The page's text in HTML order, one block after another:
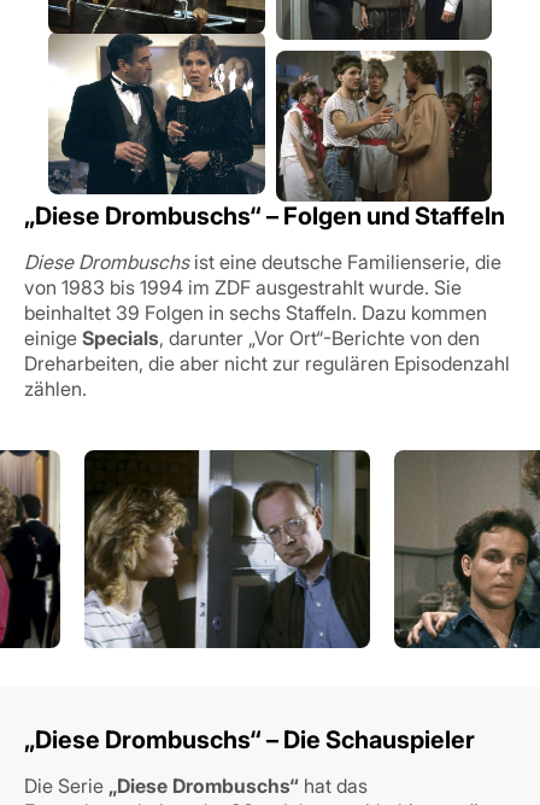
„Diese Drombuschs“ – Folgen und Staffeln
Diese Drombuschsist eine deutsche Familienserie, die
von 1983 bis 1994 im ZDF ausgestrahlt wurde. Sie
beinhaltet 39 Folgen in sechs Staffeln. Dazu kommen
einige Specials, darunter „Vor Ort“-Berichte von den
Dreharbeiten, die aber nicht zur regulären Episodenzahl
zählen.
„Diese Drombuschs“ – Die Schauspieler
Die Serie „Diese Drombuschs“ hat das